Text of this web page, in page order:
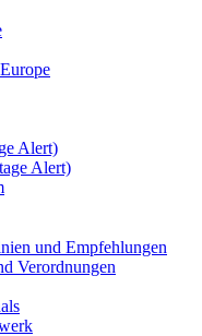
Alert)
Alert)
und Empfehlungen
Verordnungen